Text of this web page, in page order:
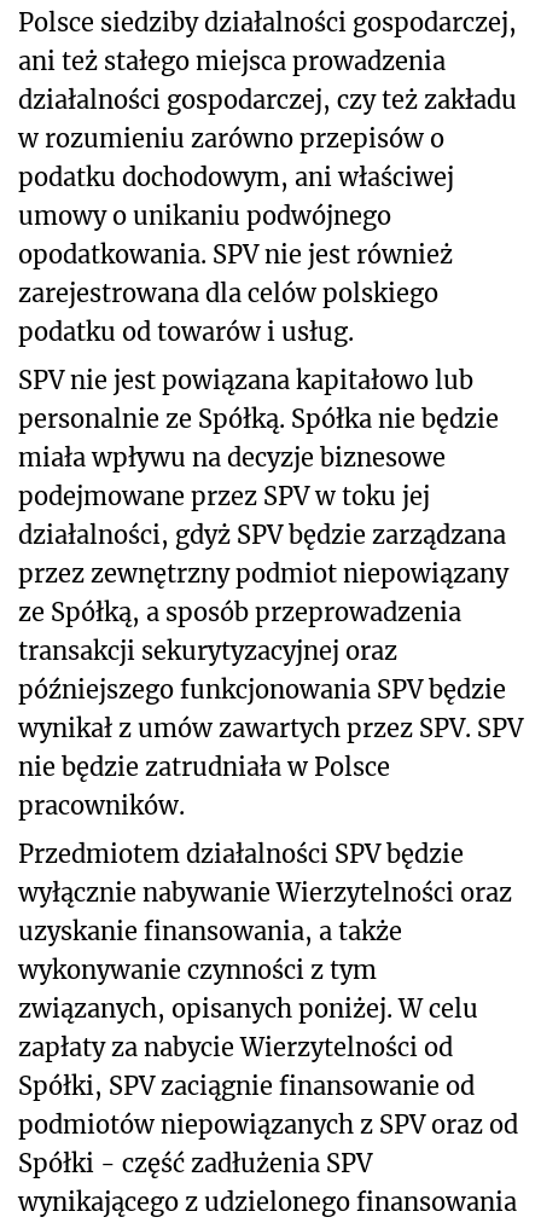
Polsce siedziby działalności gospodarczej,
ani też stałego miejsca prowadzenia
działalności gospodarczej, czy też zakładu
w rozumieniu zarówno przepisów o
podatku dochodowym, ani właściwej
umowy o unikaniu podwójnego
opodatkowania. SPV nie jest również
zarejestrowana dla celów polskiego
podatku od towarów i usług.
SPV nie jest powiązana kapitałowo lub
personalnie ze Spółką. Spółka nie będzie
miała wpływu na decyzje biznesowe
podejmowane przez SPV w toku jej
działalności, gdyż SPV będzie zarządzana
przez zewnętrzny podmiot niepowiązany
ze Spółką, a sposób przeprowadzenia
transakcji sekurytyzacyjnej oraz
późniejszego funkcjonowania SPV będzie
wynikał z umów zawartych przez SPV. SPV
nie będzie zatrudniała w Polsce
pracowników.
Przedmiotem działalności SPV będzie
wyłącznie nabywanie Wierzytelności oraz
uzyskanie finansowania, a także
wykonywanie czynności z tym
związanych, opisanych poniżej. W celu
zapłaty za nabycie Wierzytelności od
Spółki, SPV zaciągnie finansowanie od
podmiotów niepowiązanych z SPV oraz od
Spółki - część zadłużenia SPV
wynikającego z udzielonego finansowania